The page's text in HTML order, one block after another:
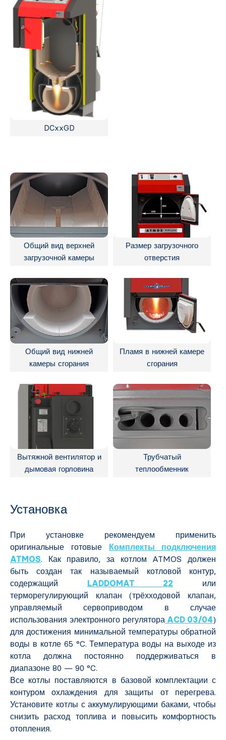
DCxxGD
Общий вид верхней
загрузочной камеры
Размер загрузочного
отверстия
Общий вид нижней
камеры сгорания
Пламя в нижней камере
сгорания
Вытяжной вентилятор и
дымовая горловина
Трубчатый
теплообменник
Установка
При установке рекомендуем применить
оригинальные готовые Комплекты подключения
ATMOS. Как правило, за котлом ATMOS должен
быть создан так называемый котловой контур,
содержащий LADDOMAT 22 или
терморегулирующий клапан (трёхходовой клапан,
управляемый сервоприводом в случае
использования электронного регулятора ACD 03/04)
для достижения минимальной температуры обратной
воды в котле 65 °C. Температура воды на выходе из
котла должна постоянно поддерживаться в
диапазоне 80 — 90 °C.
Все котлы поставляются в базовой комплектации с
контуром охлаждения для защиты от перегрева.
Установите котлы с аккумулирующими баками, чтобы
снизить расход топлива и повысить комфортность
отопления.